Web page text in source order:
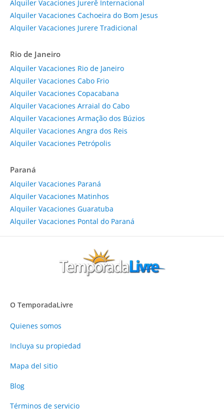
Alquiler Vacaciones Jurerê Internacional
Alquiler Vacaciones Cachoeira do Bom Jesus
Alquiler Vacaciones Jurere Tradicional
Rio de Janeiro
Alquiler Vacaciones Rio de Janeiro
Alquiler Vacaciones Cabo Frio
Alquiler Vacaciones Copacabana
Alquiler Vacaciones Arraial do Cabo
Alquiler Vacaciones Armação dos Búzios
Alquiler Vacaciones Angra dos Reis
Alquiler Vacaciones Petrópolis
Paraná
Alquiler Vacaciones Paraná
Alquiler Vacaciones Matinhos
Alquiler Vacaciones Guaratuba
Alquiler Vacaciones Pontal do Paraná
O TemporadaLivre
Quienes somos
Incluya su propiedad
Mapa del sitio
Blog
Términos de servicio